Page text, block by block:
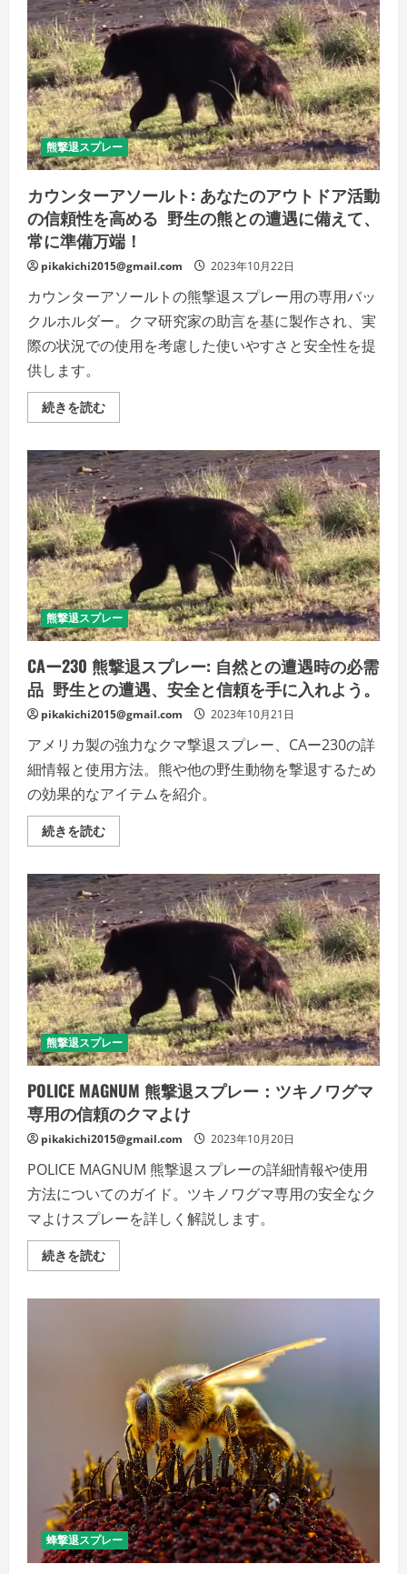
に
ア
ク
セ
ス」
の
詳
細
を
ご
覧
く
だ
さ
い
熊
撃
退
ス
プ
レ
ー
「ベ
ア
ー
ア
タ
ッ
ク」:
野
外
で
の
安
全
の
歩
先
へ
の
詳
細
覧
く
だ
熊撃退スプレー
カウンターアソールト: あなたのアウトドア活動
の信頼性を高める 野生の熊との遭遇に備えて、
常に準備万端！
pikakichi2015@gmail.com 2023年10月22日
カウンターアソールトの熊撃退スプレー用の専用バッ
クルホルダー。クマ研究家の助言を基に製作され、実
際の状況での使用を考慮した使いやすさと安全性を提
供します。
続きを読むカ
ウ
ー
ア
ソ
ー
ル
ト:
あ
な
た
の
ア
ウ
ト
ド
ア
動
の
信
頼
性
を
高
め
る
野
生
の
熊
と
遭
に
備
え
て、
常
に
準
備
万
端！
の
詳
細
を
ご
覧
く
だ
さ
い
熊撃退スプレー
CAー230 熊撃退スプレー: 自然との遭遇時の必需
品 野生との遭遇、安全と信頼を手に入れよう。
pikakichi2015@gmail.com 2023年10月21日
アメリカ製の強力なクマ撃退スプレー、CAー230の詳
細情報と使用方法。熊や他の野生動物を撃退するため
の効果的なアイテムを紹介。
続きを読むCA
ー
撃
退
ス
プ
レ
ー:
自
然
と
の
遭
遇
時
の
必
品
野
生
と
の
遭
遇、
安
全
と
頼
を
手
入
よ
熊撃退スプレー
POLICE MAGNUM 熊撃退スプレー：ツキノワグマ
専用の信頼のクマよけ
pikakichi2015@gmail.com 2023年10月20日
POLICE MAGNUM 熊撃退スプレーの詳細情報や使用
方法についてのガイド。ツキノワグマ専用の安全なク
マよけスプレーを詳しく解説します。
続きを読むPOLICE
MAGNUM
用
の
信
頼
の
ク
マ
よ
け
蜂撃退スプレー